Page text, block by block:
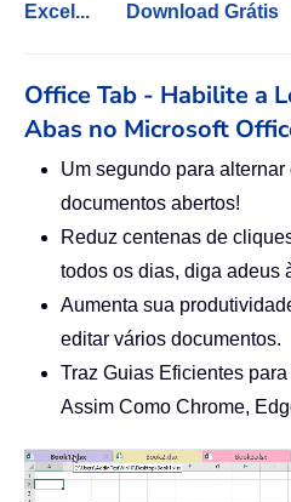
Excel...
Download Grátis
Office Tab - Habilite a
Abas no Microsoft
Um segundo para
documentos abertos!
Reduz centenas de
todos os dias, diga adeus
Aumenta sua
editar vários documentos.
Traz Guias Eficientes
Assim Como Chrome,